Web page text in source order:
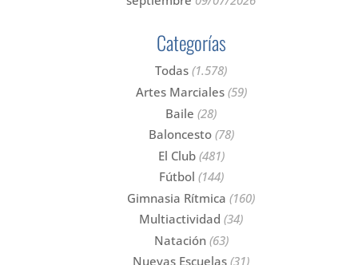
Categorías
Todas (1.578)
Artes Marciales(59)
Baile (28)
Baloncesto(78)
El Club(481)
Fútbol (144)
Gimnasia Rítmica (160)
Multiactividad (34)
Natación(63)
Nuevas Escuelas (31)